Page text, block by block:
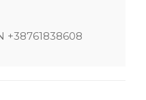
+38761838608